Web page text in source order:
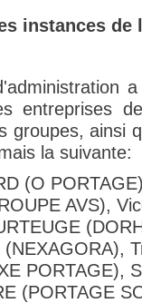
instances de
entreprises
groupes, ainsi
la suivante:
(O
AVS),
PORTAGE),
(PORTAGE